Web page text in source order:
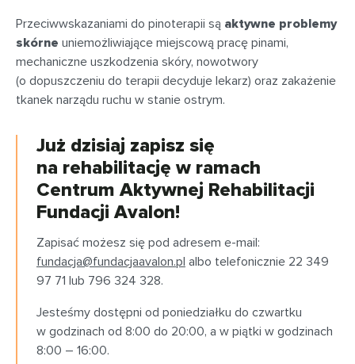
Przeciwwskazaniami do pinoterapii są aktywne problemy
skórne uniemożliwiające miejscową pracę pinami,
mechaniczne uszkodzenia skóry, nowotwory
(o dopuszczeniu do terapii decyduje lekarz) oraz zakażenie
tkanek narządu ruchu w stanie ostrym.
Już dzisiaj zapisz się
na rehabilitację w ramach
Centrum Aktywnej Rehabilitacji
Fundacji Avalon!
Zapisać możesz się pod adresem e-mail:
fundacja@fundacjaavalon.pl albo telefonicznie 22 349
97 71 lub 796 324 328.
Jesteśmy dostępni od poniedziałku do czwartku
w godzinach od 8:00 do 20:00, a w piątki w godzinach
8:00 – 16:00.